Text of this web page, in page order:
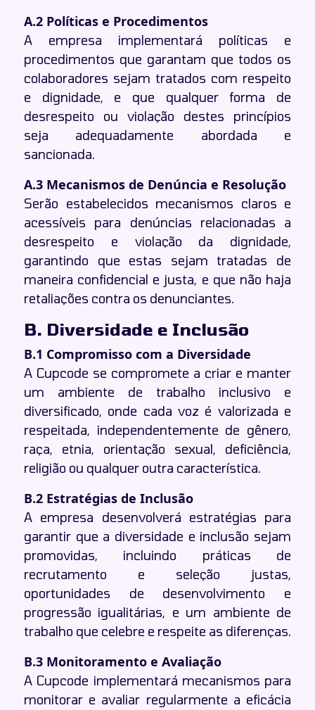
A.2 Políticas e Procedimentos
A empresa implementará políticas e
procedimentos que garantam que todos os
colaboradores sejam tratados com respeito
e dignidade, e que qualquer forma de
desrespeito ou violação destes princípios
seja adequadamente abordada e
sancionada.
A.3 Mecanismos de Denúncia e Resolução
Serão estabelecidos mecanismos claros e
acessíveis para denúncias relacionadas a
desrespeito e violação da dignidade,
garantindo que estas sejam tratadas de
maneira confidencial e justa, e que não haja
retaliações contra os denunciantes.
B. Diversidade e Inclusão
B.1 Compromisso com a Diversidade
A Cupcode se compromete a criar e manter
um ambiente de trabalho inclusivo e
diversificado, onde cada voz é valorizada e
respeitada, independentemente de gênero,
raça, etnia, orientação sexual, deficiência,
religião ou qualquer outra característica.
B.2 Estratégias de Inclusão
A empresa desenvolverá estratégias para
garantir que a diversidade e inclusão sejam
promovidas, incluindo práticas de
recrutamento e seleção justas,
oportunidades de desenvolvimento e
progressão igualitárias, e um ambiente de
trabalho que celebre e respeite as diferenças.
B.3 Monitoramento e Avaliação
A Cupcode implementará mecanismos para
monitorar e avaliar regularmente a eficácia